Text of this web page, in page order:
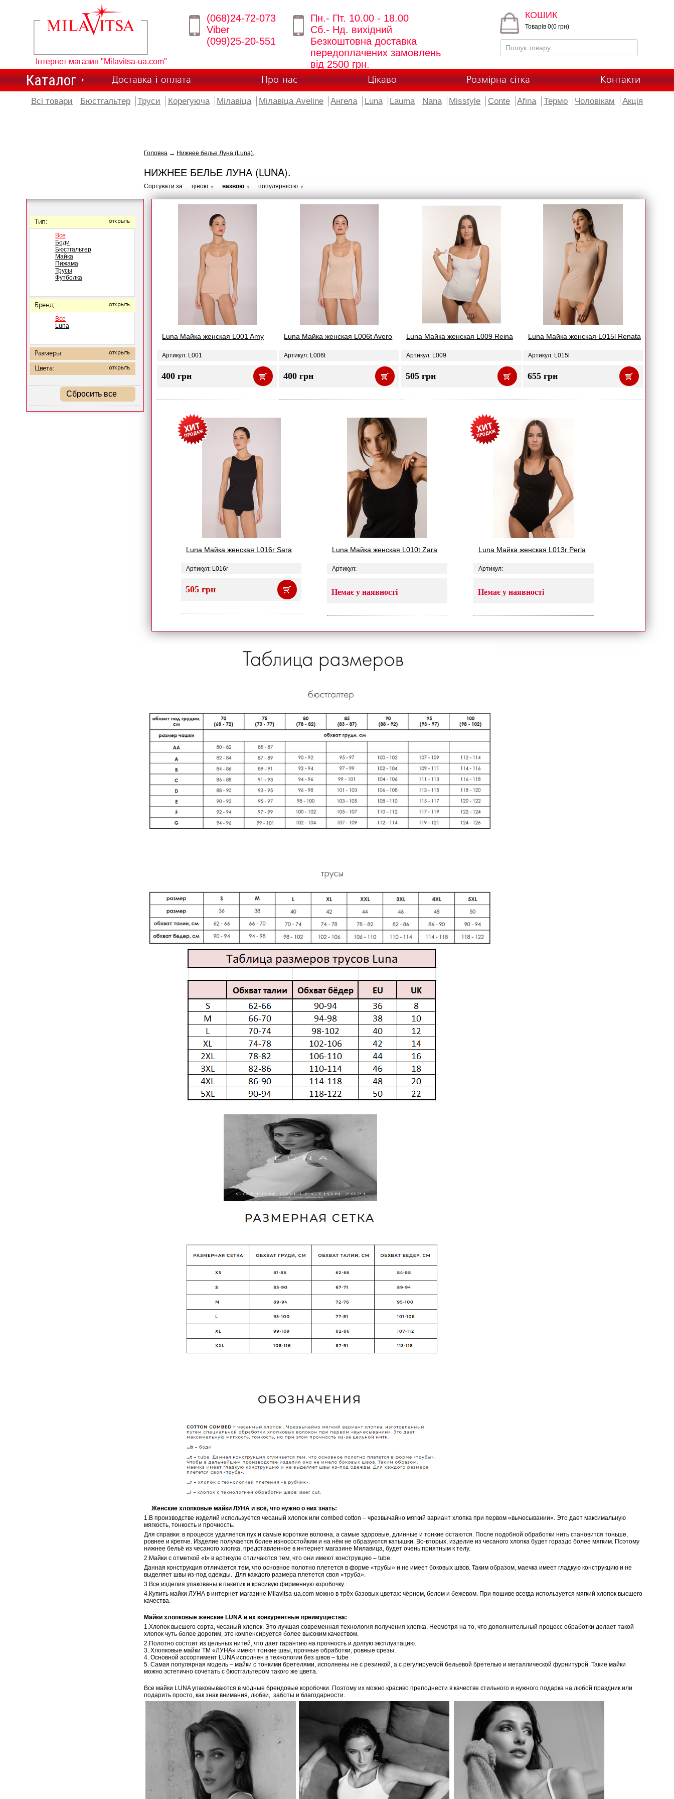
Інтернет магазин "Milavitsa-ua.com"
(068)24-72-073
Viber
(099)25-20-551
Пн.- Пт. 10.00 - 18.00
Сб.- Нд. вихідний
Безкоштовна доставка
передоплачених замовлень
від 2500 грн.
КОШИК
Товарів 0(0 грн)
Каталог Доставка і оплата Про нас Цікаво Розмірна сітка Контакти
Всі товари Бюстгальтер Труси Корегуюча Мілавіца Мілавіца Aveline Ангела Luna Lauma Nana Misstyle Conte Afina Термо Чоловікам Акція
Тип: открыть
Все
Боди
Бюстгальтер
Майка
Пижама
Трусы
Футболка
Бренд: открыть
Все
Luna
Размеры: открыть
Цвета: открыть
Сбросить все
Головна → Нижнее белье Луна (Luna).
НИЖНЕЕ БЕЛЬЕ ЛУНА (LUNA).
Сортувати за: ціною ▼ назвою ▼ популярністю ▼
Luna Майка женская L001 Amy
Артикул: L001
400 грн
Luna Майка женская L006t Avero
Артикул: L006t
400 грн
Luna Майка женская L009 Reina
Артикул: L009
505 грн
Luna Майка женская L015l Renata
Артикул: L015l
655 грн
Luna Майка женская L016r Sara
Артикул: L016r
505 грн
Luna Майка женская L010t Zara
Артикул:
Немає у наявності
Luna Майка женская L013r Perla
Артикул:
Немає у наявності
Женские хлопковые майки ЛУНА и всё, что нужно о них знать:
1.В производстве изделий используется чесаный хлопок или combed cotton – чрезвычайно мягкий вариант хлопка при первом «вычесывании». Это дает максимальную
мягкость, тонкость и прочность.
Для справки: в процессе удаляется пух и самые короткие волокна, а самые здоровые, длинные и тонкие остаются. После подобной обработки нить становится тоньше,
ровнее и крепче. Изделие получается более износостойким и на нём не образуются катышки. Во-вторых, изделие из чесаного хлопка будет гораздо более мягким. Поэтому
нижнее бельё из чесаного хлопка, представленное в интернет магазине Милавица, будет очень приятным к телу.
2.Майки с отметкой «t» в артикуле отличаются тем, что они имеют конструкцию – tube.
Данная конструкция отличается тем, что основное полотно плетется в форме «трубы» и не имеет боковых швов. Таким образом, маечка имеет гладкую конструкцию и не
выделяет швы из-под одежды. Для каждого размера плетется своя «труба».
3.Все изделия упакованы в пакетик и красивую фирменную коробочку.
4.Купить майки ЛУНА в интернет магазине Milavitsa-ua.com можно в трёх базовых цветах: чёрном, белом и бежевом. При пошиве всегда используется мягкий хлопок высшего
качества.
Майки хлопковые женские LUNA и их конкурентные преимущества:
1.Хлопок высшего сорта, чесаный хлопок. Это лучшая современная технология получения хлопка. Несмотря на то, что дополнительный процесс обработки делает такой
хлопок чуть более дорогим, это компенсируется более высоким качеством.
2.Полотно состоит из цельных нитей, что дает гарантию на прочность и долгую эксплуатацию.
3. Хлопковые майки ТМ «ЛУНА» имеют тонкие швы, прочные обработки, ровные срезы.
4. Основной ассортимент LUNA исполнен в технологии без швов – tube
5. Самая популярная модель – майки с тонкими бретелями, исполнены не с резинкой, а с регулируемой бельевой бретелью и металлической фурнитурой. Такие майки
можно эстетично сочетать с бюстгальтером такого же цвета.
Все майки LUNA упаковываются в модные брендовые коробочки. Поэтому их можно красиво преподнести в качестве стильного и нужного подарка на любой праздник или
подарить просто, как знак внимания, любви, заботы и благодарности.